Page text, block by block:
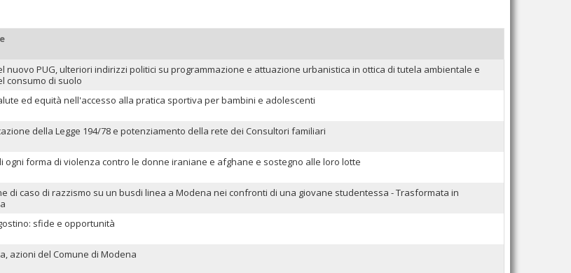
nuovo PUG, ulteriori indirizzi politici su programmazione e attuazione urbanistica in ottica di tutela ambientale e
consumo di suolo
ed equità nell'accesso alla pratica sportiva per bambini e adolescenti
della Legge 194/78 e potenziamento della rete dei Consultori familiari
ogni forma di violenza contro le donne iraniane e afghane e sostegno alle loro lotte
di caso di razzismo su un busdi linea a Modena nei confronti di una giovane studentessa - Trasformata in
sfide e opportunità
azioni del Comune di Modena